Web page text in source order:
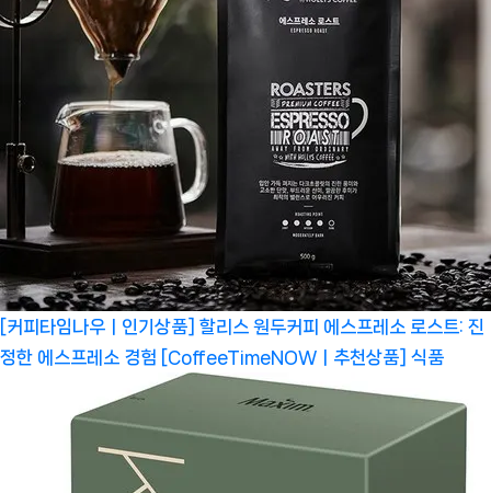
[커피타임나우ㅣ인기상품] 할리스 원두커피 에스프레소 로스트: 진
정한 에스프레소 경험 [CoffeeTimeNOWㅣ추천상품] 식품